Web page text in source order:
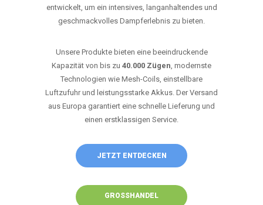
entwickelt, um ein intensives, langanhaltendes und
geschmackvolles Dampferlebnis zu bieten.
Unsere Produkte bieten eine beeindruckende
Kapazität von bis zu 40.000 Zügen, modernste
Technologien wie Mesh-Coils, einstellbare
Luftzufuhr und leistungsstarke Akkus. Der Versand
aus Europa garantiert eine schnelle Lieferung und
einen erstklassigen Service.
JETZT ENTDECKEN
GROSSHANDEL